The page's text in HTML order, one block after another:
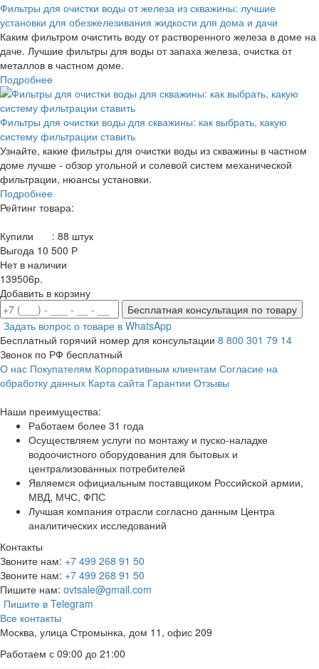
Фильтры для очистки воды от железа из скважины: лучшие
установки для обезжелезивания жидкости для дома и дачи
Каким фильтром очистить воду от растворенного железа в доме на
даче. Лучшие фильтры для воды от запаха железа, очистка от
металлов в частном доме.
Подробнее
Фильтры для очистки воды для скважины: как выбрать, какую
систему фильтрации ставить
Узнайте, какие фильтры для очистки воды из скважины в частном
доме лучше - обзор угольной и солевой систем механической
фильтрации, нюансы установки.
Подробнее
Рейтинг товара:
Купили
: 88 штук
Выгода 10 500 Р
Нет в наличии
139506р.
Добавить в корзину
Бесплатная консультация по товару
Задать вопрос о товаре в WhatsApp
Бесплатный горячий номер для консультации 8 800 301 79 14
Звонок по РФ бесплатный
О нас Покупателям Корпоративным клиентам Согласие на
обработку данных Карта сайта Гарантии Отзывы
Наши преимущества:
Работаем более 31 года
Осуществляем услуги по монтажу и пуско-наладке
водоочистного оборудования для бытовых и
централизованных потребителей
Являемся официальным поставщиком Российской армии,
МВД, МЧС, ФПС
Лучшая компания отрасли согласно данным Центра
аналитических исследований
Контакты
Звоните нам: +7 499 268 91 50
Звоните нам: +7 499 268 91 50
Пишите нам: ovtsale@gmail.com
Пишите в Telegram
Все контакты
Москва, улица Стромынка, дом 11, офис 209
Работаем с 09:00 до 21:00